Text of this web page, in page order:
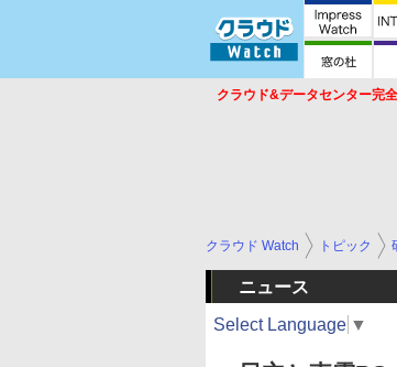
クラウド&データセンター完
クラウド Watch トピック
ニュース
Select Language ▼